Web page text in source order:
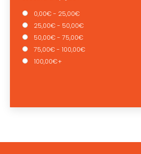
0,00€ - 25,00€
25,00€ - 50,00€
50,00€ - 75,00€
75,00€ - 100,00€
100,00€+